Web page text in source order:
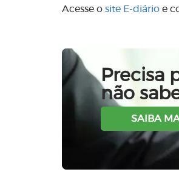
Acesse o site E-diário e
Precisa
não
SAIBA